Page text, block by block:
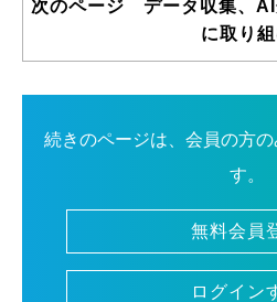
次のページ データ収集、AI
に取り
続きのページは、会員の方
す。
無料会員
ログイン